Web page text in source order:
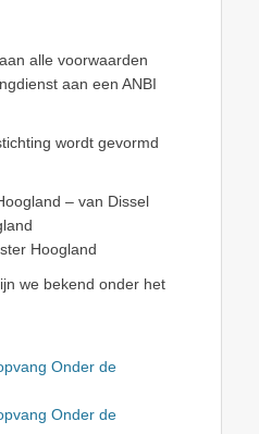
alle voorwaarden
aan een ANBI
wordt gevormd
– van Dissel
Hoogland
we bekend onder het
Onder de
Onder de